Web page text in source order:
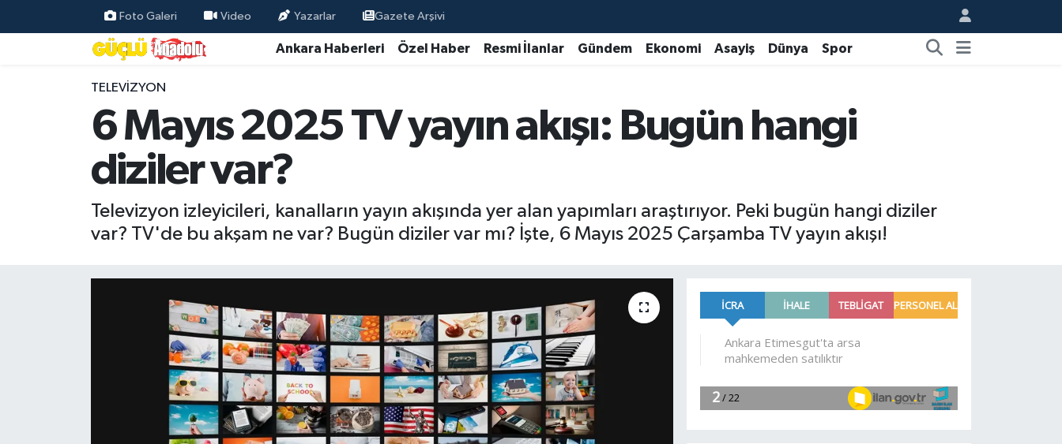
Foto Galeri Video Yazarlar Gazete Arşivi
Ankara Haberleri Özel Haber Resmi İlanlar Gündem Ekonomi Asayiş Dünya Spor
TELEVIZYON
6 Mayıs 2025 TV yayın akışı: Bugün hangi
diziler var?
Televizyon izleyicileri, kanalların yayın akışında yer alan yapımları araştırıyor. Peki bugün hangi diziler
var? TV'de bu akşam ne var? Bugün diziler var mı? İşte, 6 Mayıs 2025 Çarşamba TV yayın akışı!
Özel Haber
Resmi İlanlar
Ekonomi
Gündem